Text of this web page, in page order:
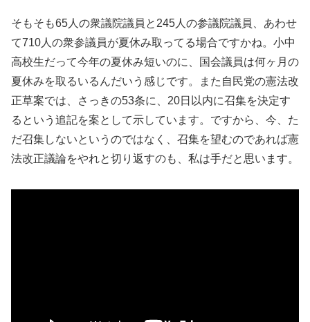
そもそも65人の衆議院議員と245人の参議院議員、あわせ
て710人の衆参議員が夏休み取ってる場合ですかね。小中
高校生だって今年の夏休み短いのに、国会議員は何ヶ月の
夏休みを取るいるんだいう感じです。また自民党の憲法改
正草案では、さっきの53条に、20日以内に召集を決定す
るという追記を案として示しています。ですから、今、た
だ召集しないというのではなく、召集を望むのであれば憲
法改正議論をやれと切り返すのも、私は手だと思います。